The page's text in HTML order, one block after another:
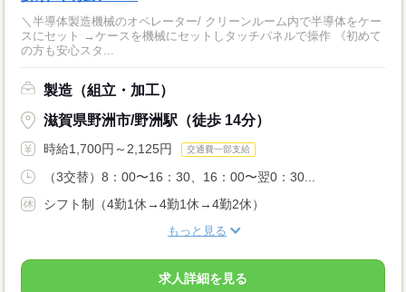
＼半導体製造機械のオペレーター/ クリーンルーム内で半導体をケー
スにセット →ケースを機械にセットしタッチパネルで操作 《初めて
の方も安心スタ...
製造（組立・加工）
滋賀県野洲市/野洲駅（徒歩 14分）
時給1,700円～2,125円 交通費一部支給
（3交替）8：00〜16：30、16：00〜翌0：30...
シフト制（4勤1休→4勤1休→4勤2休）
もっと見る
求人詳細を見る